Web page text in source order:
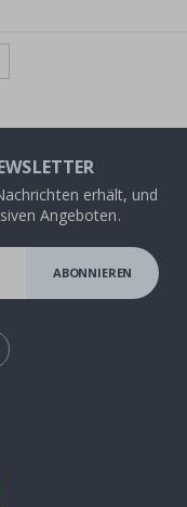
die Seite
erhält, und
Angeboten.
ABONNIEREN